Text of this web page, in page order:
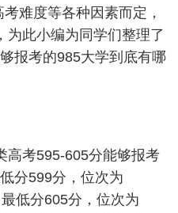
难度等各种因素而定，
为此小编为同学们整理了
报考的985大学到底有哪
高考595-605分能够报考
分599分，位次为
低分605分，位次为